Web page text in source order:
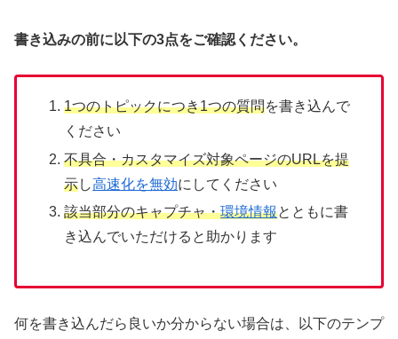
書き込みの前に以下の3点をご確認ください。
1つのトピックにつき1つの質問を書き込んで
ください
不具合・カスタマイズ対象ページのURLを提
示し高速化を無効にしてください
該当部分のキャプチャ・環境情報とともに書
き込んでいただけると助かります
何を書き込んだら良いか分からない場合は、以下のテンプ